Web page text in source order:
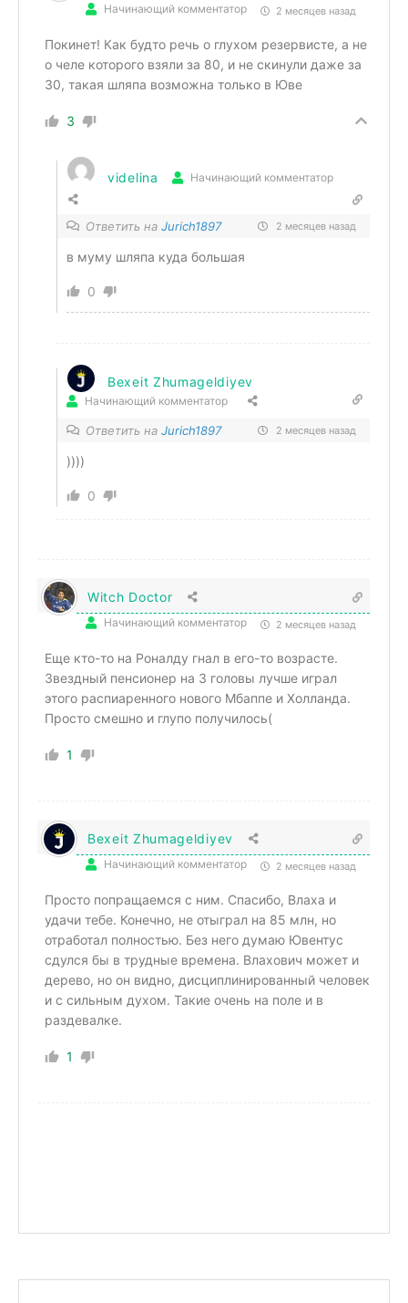
Начинающий комментатор 2 месяцев назад
Покинет! Как будто речь о глухом резервисте, а не
о челе которого взяли за 80, и не скинули даже за
30, такая шляпа возможна только в Юве
3
videlina Начинающий комментатор
Ответить на Jurich1897 2 месяцев назад
в муму шляпа куда большая
0
Bexeit Zhumageldiyev
Начинающий комментатор
Ответить на Jurich1897 2 месяцев назад
))))
0
Witch Doctor
Начинающий комментатор 2 месяцев назад
Еще кто-то на Роналду гнал в его-то возрасте.
Звездный пенсионер на 3 головы лучше играл
этого распиаренного нового Мбаппе и Холланда.
Просто смешно и глупо получилось(
1
Bexeit Zhumageldiyev
Начинающий комментатор 2 месяцев назад
Просто попращаемся с ним. Спасибо, Влаха и
удачи тебе. Конечно, не отыграл на 85 млн, но
отработал полностью. Без него думаю Ювентус
сдулся бы в трудные времена. Влахович может и
дерево, но он видно, дисциплинированный человек
и с сильным духом. Такие очень на поле и в
раздевалке.
1